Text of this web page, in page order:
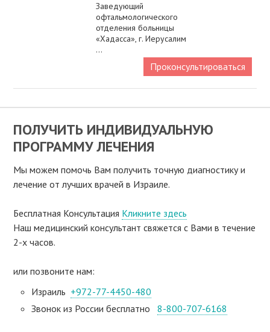
Заведующий
офтальмологического
отделения больницы
«Хадасса», г. Иерусалим
...
Проконсультироваться
ПОЛУЧИТЬ ИНДИВИДУАЛЬНУЮ
ПРОГРАММУ ЛЕЧЕНИЯ
Мы можем помочь Вам получить точную диагностику и
лечение от лучших врачей в Израиле.
Бесплатная Консультация Кликните здесь
Наш медицинский консультант свяжeтся с Вами в течение
2-х часов.
или позвоните нам:
Израиль +972-77-4450-480
Звонок из России бесплатно8-800-707-6168